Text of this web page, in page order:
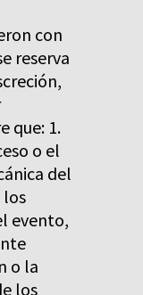
con
reserva
que: 1.
o el
del
los
evento,
o la
los